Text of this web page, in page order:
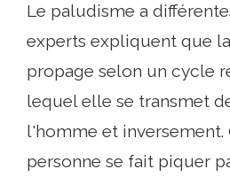
Le paludisme a
experts expliquent que
propage selon un cycle
lequel elle se transmet
l'homme et inversement.
personne se fait piquer